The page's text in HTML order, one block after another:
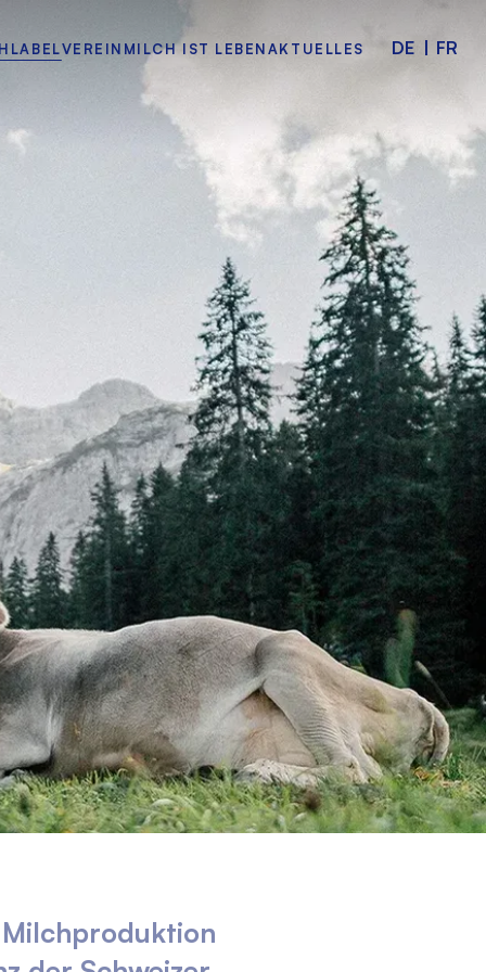
VEREIN MILCH IST LEBENAKTUELLES DE FR